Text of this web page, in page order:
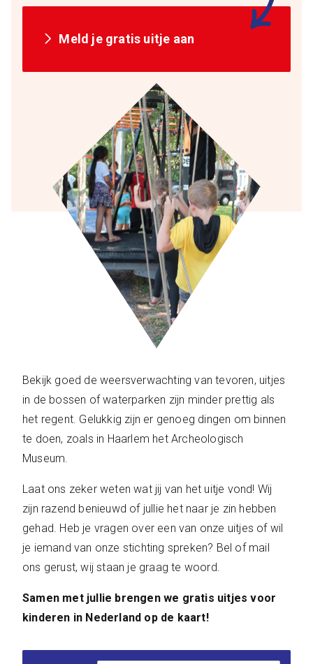
Meld je gratis uitje aan
Bekijk goed de weersverwachting van tevoren, uitjes
in de bossen of waterparken zijn minder prettig als
het regent. Gelukkig zijn er genoeg dingen om binnen
te doen, zoals in Haarlem het Archeologisch
Museum.
Laat ons zeker weten wat jij van het uitje vond! Wij
zijn razend benieuwd of jullie het naar je zin hebben
gehad. Heb je vragen over een van onze uitjes of wil
je iemand van onze stichting spreken? Bel of mail
ons gerust, wij staan je graag te woord.
Samen met jullie brengen we gratis uitjes voor
kinderen in Nederland op de kaart!